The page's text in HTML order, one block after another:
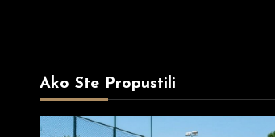
Ako Ste Propustili